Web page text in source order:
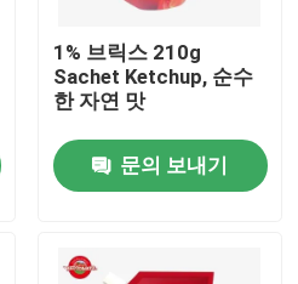
1% 브릭스 210g
Sachet Ketchup, 순수
한 자연 맛
문의 보내기